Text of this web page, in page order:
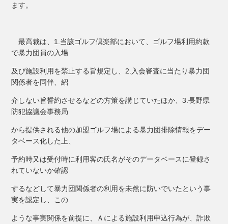
ます。
最高裁は、1.当該ゴルフ倶楽部において、ゴルフ場利用約款
で暴力団員の入場
及び施設利用を禁止する旨規定し、2.入会審査に当たり暴力団
関係者を同伴、紹
介しない旨誓約させるなどの方策を講じていたほか、3.長野県
防犯協議会事務局
から提供される他の加盟ゴルフ場による暴力団排除情報をデー
タベース化した上、
予約時又は受付時に利用客の氏名がそのデータベースに登録さ
れていないか確認
するなどして暴力団関係者の利用を未然に防いでいたという事
実を認定し、この
ような事実関係を前提に、Ａによる施設利用申込行為が、詐欺